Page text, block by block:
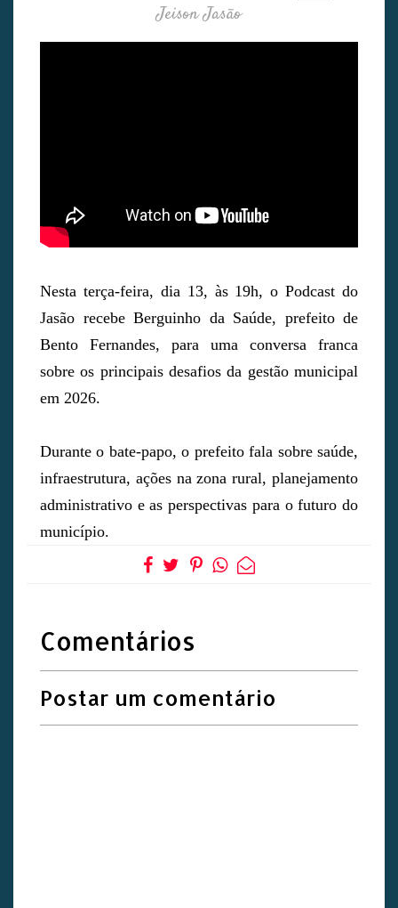
Jeison Jasão
Nesta terça-feira, dia 13, às 19h, o Podcast do
Jasão recebe Berguinho da Saúde, prefeito de
Bento Fernandes, para uma conversa franca
sobre os principais desafios da gestão municipal
em 2026.
Durante o bate-papo, o prefeito fala sobre saúde,
infraestrutura, ações na zona rural, planejamento
administrativo e as perspectivas para o futuro do
município.
Comentários
Postar um comentário